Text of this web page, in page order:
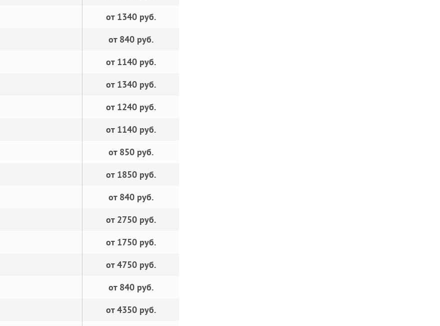
от 1340 руб.
от 840 руб.
от 1140 руб.
от 1340 руб.
от 1240 руб.
от 1140 руб.
от 850 руб.
от 1850 руб.
от 840 руб.
от 2750 руб.
от 1750 руб.
от 4750 руб.
от 840 руб.
от 4350 руб.